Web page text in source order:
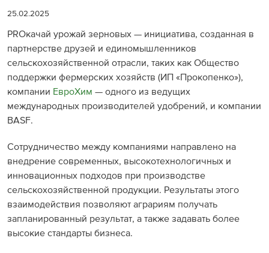
25.02.2025
PROкачай урожай зерновых — инициатива, созданная в
партнерстве друзей и единомышленников
сельскохозяйственной отрасли, таких как Общество
поддержки фермерских хозяйств (ИП «Прокопенко»),
компании ЕвроХим — одного из ведущих
международных производителей удобрений, и компании
BASF.
Сотрудничество между компаниями направлено на
внедрение современных, высокотехнологичных и
инновационных подходов при производстве
сельскохозяйственной продукции. Результаты этого
взаимодействия позволяют аграриям получать
запланированный результат, а также задавать более
высокие стандарты бизнеса.